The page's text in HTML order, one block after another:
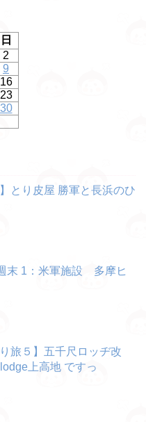
日
2
9
16
23
30
とり皮屋 勝軍と長浜のひ
末 1：米軍施設 多摩ヒ
旅５】五千尺ロッヂ改
上高地 ですっ